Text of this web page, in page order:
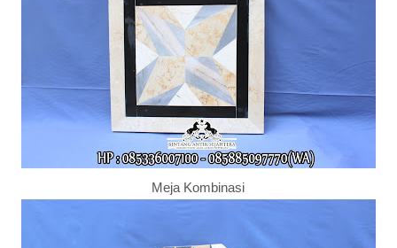
Meja Kombinasi